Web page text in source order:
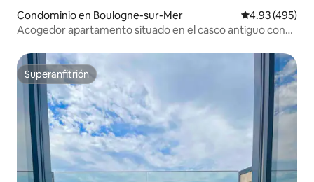
Condominio en Boulogne-sur-Mer Calificación
4.93 (495)
Acogedor apartamento situado en el casco antiguo con
Superanfitrión
Superanfitrión